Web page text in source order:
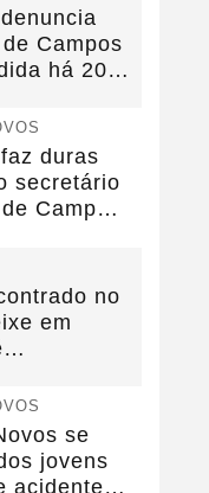
Campos
há 20
duras
secretário
Campos
no
em
se
jovens
acidente